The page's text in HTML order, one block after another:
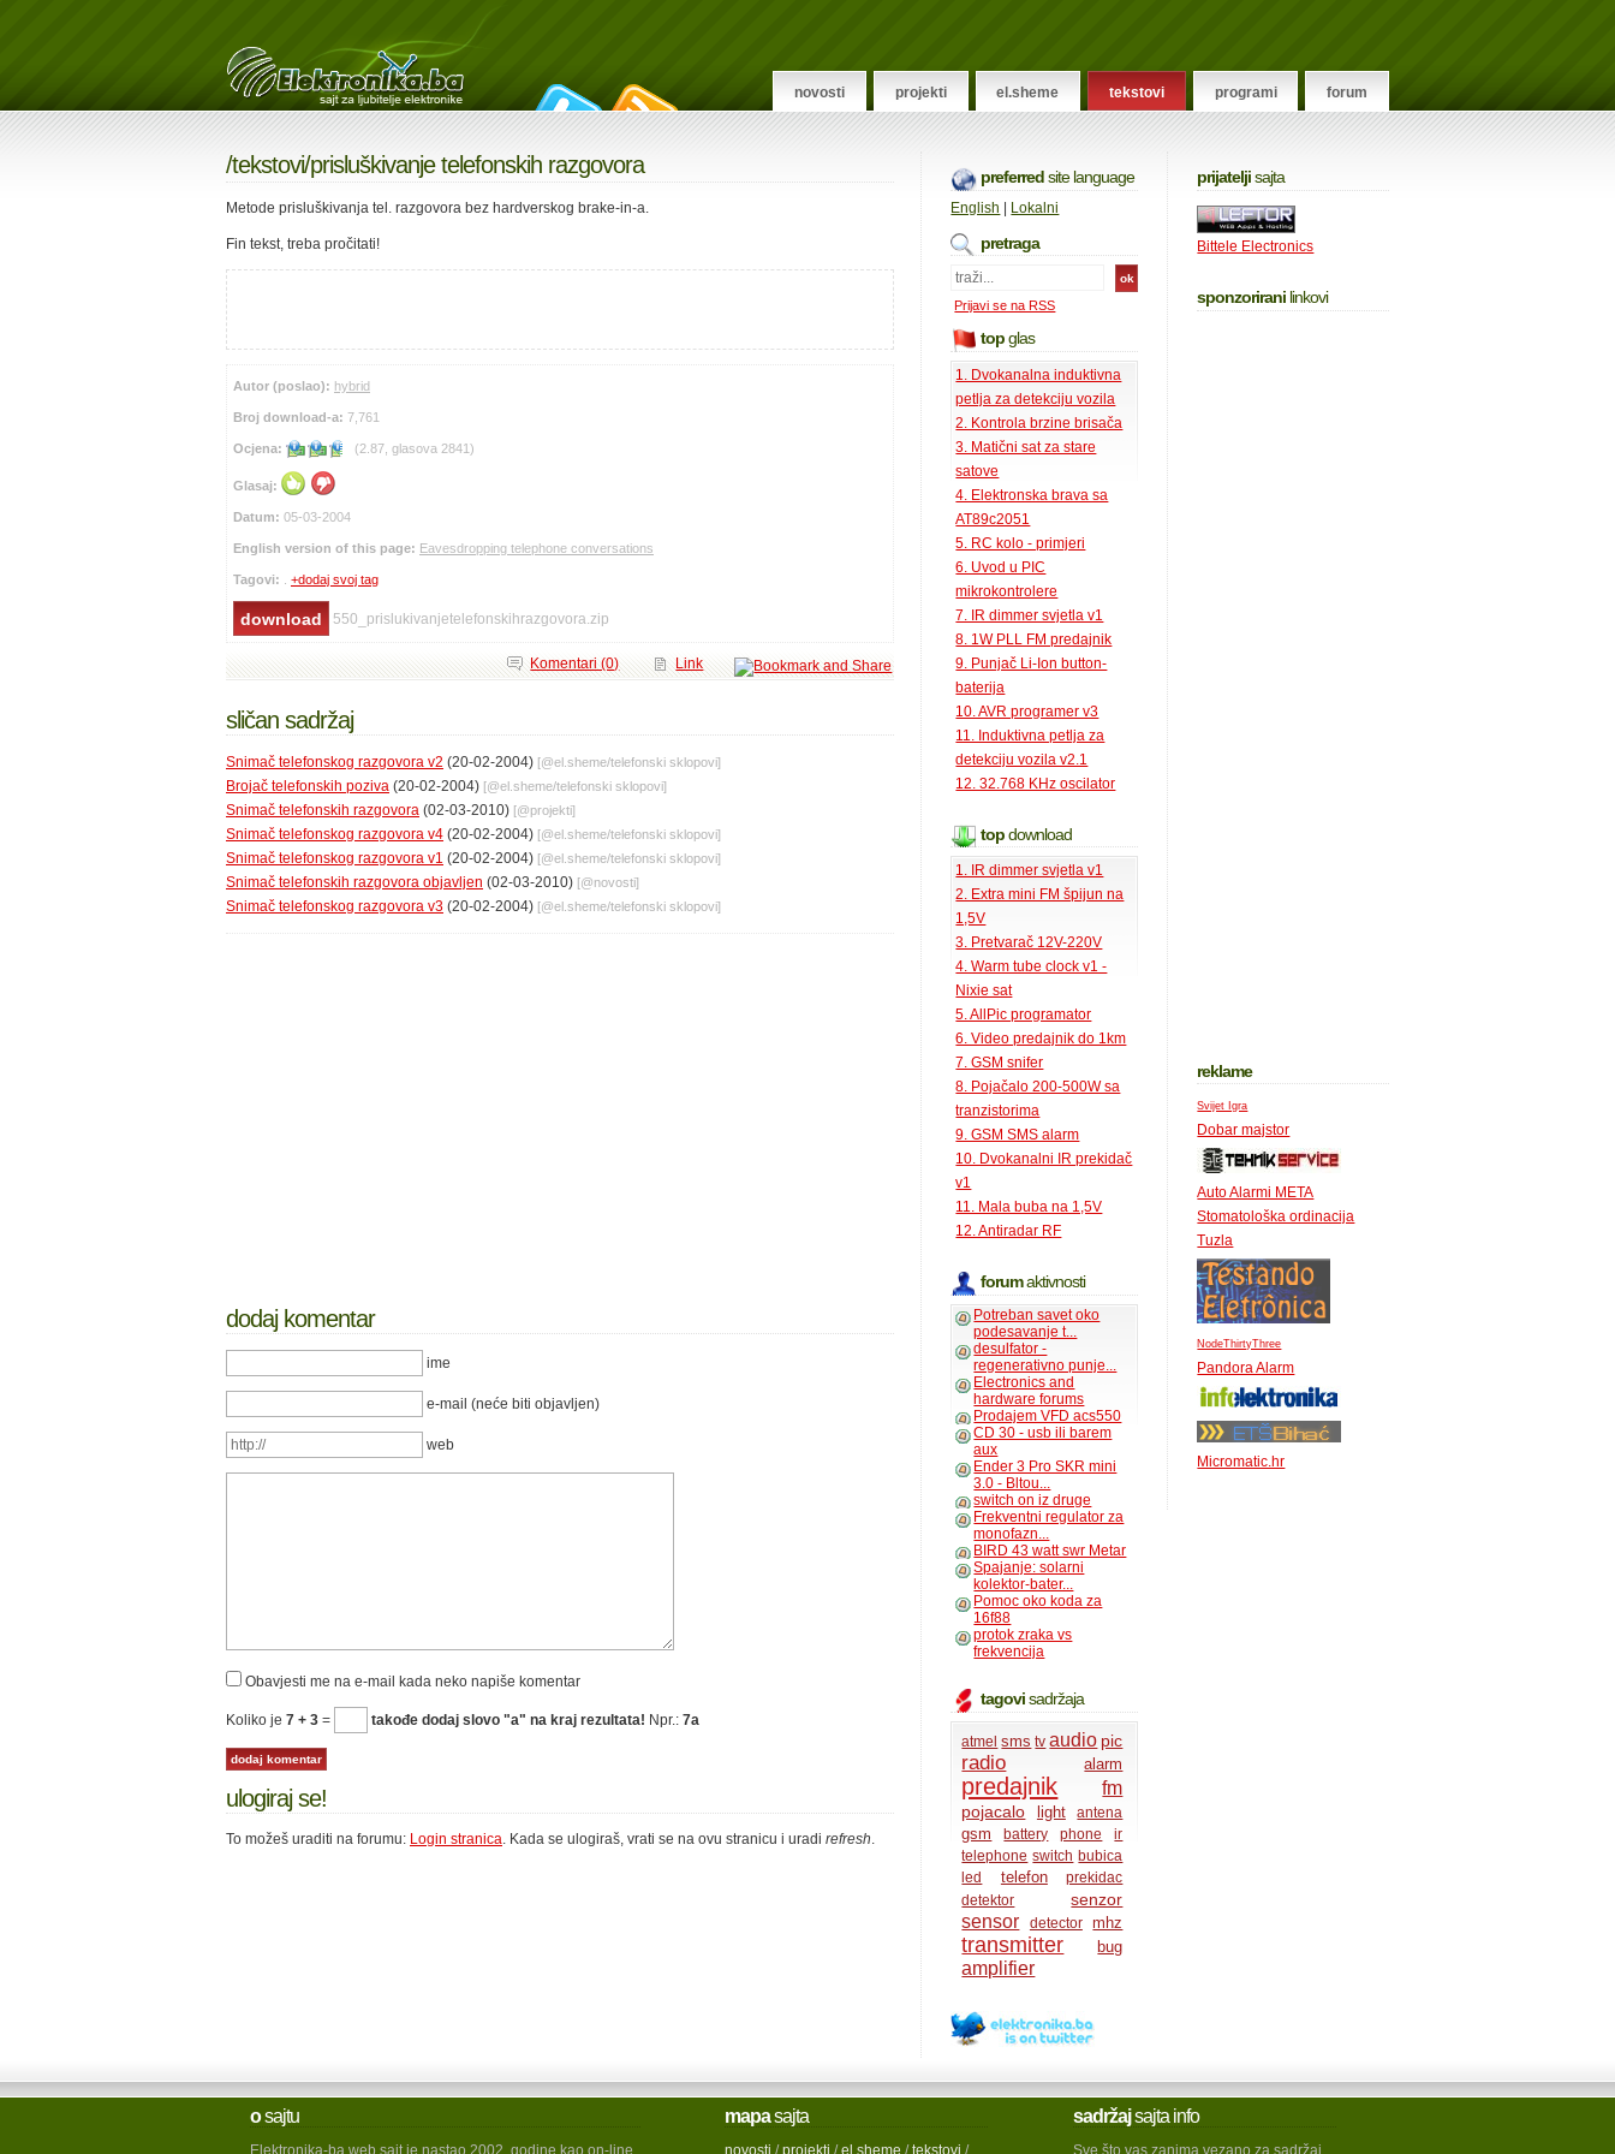
novosti projekti el.sheme tekstovi programi forum
/tekstovi/prisluškivanje telefonskih razgovora
Metode prisluškivanja tel. razgovora bez hardverskog brake-in-a.
Fin tekst, treba pročitati!
Autor (poslao): hybrid
Broj download-a: 7,761
Ocjena: (2.87, glasova 2841)
Glasaj:
Datum: 05-03-2004
English version of this page: Eavesdropping telephone conversations
Tagovi: +dodaj svoj tag
550_prislukivanjetelefonskihrazgovora.zip
Link
Komentari (0)
sličan sadržaj
Snimač telefonskog razgovora v2 (20-02-2004) [@el.sheme/telefonski sklopovi]
Brojač telefonskih poziva (20-02-2004) [@el.sheme/telefonski sklopovi]
Snimač telefonskih razgovora (02-03-2010) [@projekti]
Snimač telefonskog razgovora v4 (20-02-2004) [@el.sheme/telefonski sklopovi]
Snimač telefonskog razgovora v1 (20-02-2004) [@el.sheme/telefonski sklopovi]
Snimač telefonskih razgovora objavljen (02-03-2010) [@novosti]
Snimač telefonskog razgovora v3 (20-02-2004) [@el.sheme/telefonski sklopovi]
dodaj komentar
ime
e-mail (neće biti objavljen)
web
Obavjesti me na e-mail kada neko napiše komentar
Koliko je 7 + 3 = takođe dodaj slovo "a" na kraj rezultata! Npr.: 7a
ulogiraj se!
To možeš uraditi na forumu: Login stranica. Kada se ulogiraš, vrati se na ovu stranicu i uradi refresh.
preferredsite language
English Lokalni
pretraga
Prijavi se na RSS
topglas
1. Dvokanalna induktivna
petlja za detekciju vozila
2. Kontrola brzine brisača
3. Matični sat za stare
satove
4. Elektronska brava sa
AT89c2051
5. RC kolo - primjeri
6. Uvod u PIC
mikrokontrolere
7. IR dimmer svjetla v1
8. 1W PLL FM predajnik
9. Punjač Li-Ion button-
baterija
10. AVR programer v3
11. Induktivna petlja za
detekciju vozila v2.1
12. 32.768 KHz oscilator
topdownload
1. IR dimmer svjetla v1
2. Extra mini FM špijun na
1,5V
3. Pretvarač 12V-220V
4. Warm tube clock v1 -
Nixie sat
5. AllPic programator
6. Video predajnik do 1km
7. GSM snifer
8. Pojačalo 200-500W sa
tranzistorima
9. GSM SMS alarm
10. Dvokanalni IR prekidač
v1
11. Mala buba na 1,5V
12. Antiradar RF
forumaktivnosti
Potreban savet oko
podesavanje t...
desulfator -
regenerativno punje...
Electronics and
hardware forums
Prodajem VFD acs550
CD 30 - usb ili barem
aux
Ender 3 Pro SKR mini
3.0 - Bltou...
switch on iz druge
Frekventni regulator za
monofazn...
BIRD 43 watt swr Metar
Spajanje: solarni
kolektor-bater...
Pomoc oko koda za
16f88
protok zraka vs
frekvencija
tagovisadržaja
atmel sms tv audio pic
radio alarm
predajnik fm
pojacalo light antena
gsm battery phone
ir
telephone switch bubica
led
telefon
prekidac
detektor
senzor
sensor detector mhz
transmitter bug
amplifier
prijateljisajta
Bittele Electronics
sponzorirani linkovi
reklame
Svijet Igra
Dobar majstor
Auto Alarmi META
Stomatološka ordinacija
Tuzla
NodeThirtyThree
Pandora Alarm
Micromatic.hr
osajtu
Elektronika-ba web sajt je nastao 2002. godine kao on-line
mapasajta
novosti /projekti /el.sheme /tekstovi /
sadržajsajta info
Sve što vas zanima vezano za sadržaj